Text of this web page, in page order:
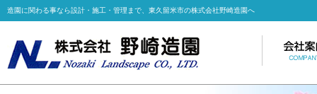
造園に関わる事なら設計・施工・管理まで、東久留米市の株式会社野崎造園へ